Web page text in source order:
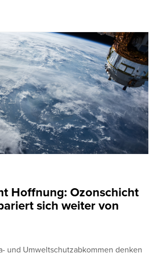
Hoffnung: Ozonschicht
sich weiter von
und Umweltschutzabkommen denken